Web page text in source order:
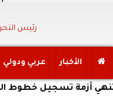
رئيس
الأخبار عربي ودولي
تسجيل خطوط